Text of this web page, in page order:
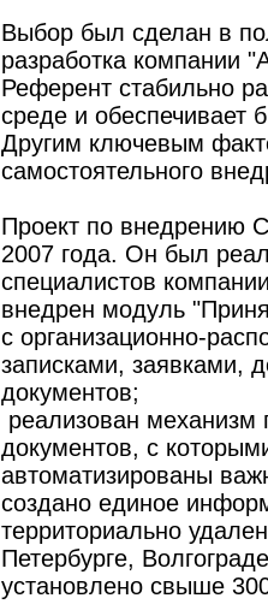
Выбор был сделан в
разработка компании
Референт стабильно
среде и обеспечивает
Другим ключевым
самостоятельного
Проект по внедрению
2007 года. Он был
специалистов
внедрен модуль
с организационно-
записками, заявками,
документов;
реализован механизм
документов, с
автоматизированы
создано единое
территориально
Петербурге,
установлено свыше